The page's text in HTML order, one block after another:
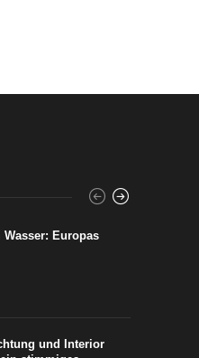
Europas
und Interior